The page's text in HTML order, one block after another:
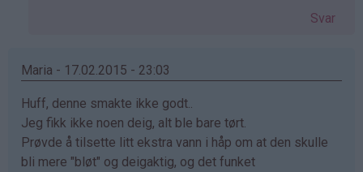
bekreftet)
Svar
Maria - 17.02.2015 - 23:03
Huff, denne smakte ikke godt..
Jeg fikk ikke noen deig, alt ble bare tørt.
Prøvde å tilsette litt ekstra vann i håp om at den skulle
bli mere "bløt" og deigaktig, og det funket